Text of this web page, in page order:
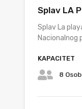
Splav LA
Splav La
Nacionalnog
KAPACITET
8